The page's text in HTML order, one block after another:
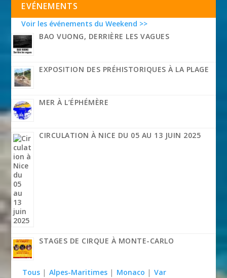
EVÉNEMENTS
Voir les événements du Weekend >>
BAO VUONG, DERRIÈRE LES VAGUES
EXPOSITION DES PRÉHISTORIQUES À LA PLAGE
MER À L’ÉPHÉMÈRE
CIRCULATION À NICE DU 05 AU 13 JUIN 2025
STAGES DE CIRQUE À MONTE-CARLO
Tous | Alpes-Maritimes | Monaco | Var